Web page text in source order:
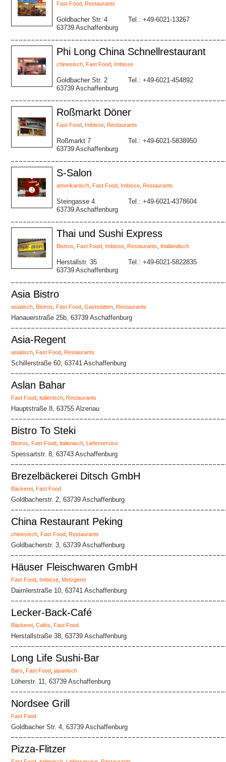
Fast Food Restaurants
Goldbacher Str. 4
63739 Aschaffenburg
Tel.: +49-6021-13267
Phi Long China Schnellrestaurant
chinesisch Fast Food Imbisse
Goldbacher Str. 2
63739 Aschaffenburg
Tel.: +49-6021-454892
Roßmarkt Döner
Fast Food Imbisse Restaurants
Roßmarkt 7
63739 Aschaffenburg
Tel.: +49-6021-5838950
S-Salon
amerikanisch Fast Food Imbisse Restaurants
Steingasse 4
63739 Aschaffenburg
Tel.: +49-6021-4378604
Thai und Sushi Express
Bistros Fast Food Imbisse Restaurants thailändisch
Herstallstr. 35
63739 Aschaffenburg
Tel.: +49-6021-5822835
Asia Bistro
asiatisch Bistros Fast Food Gaststätten Restaurants
Hanauerstraße 25b, 63739 Aschaffenburg
Asia-Regent
asiatisch Fast Food Restaurants
Schillerstraße 60, 63741 Aschaffenburg
Aslan Bahar
Fast Food italienisch Restaurants
Hauptstraße 8, 63755 Alzenau
Bistro To Steki
Bistros Fast Food italienisch Lieferservice
Spessartstr. 8, 63743 Aschaffenburg
Brezelbäckerei Ditsch GmbH
Bäckerei Fast Food
Goldbacherstr. 2, 63739 Aschaffenburg
China Restaurant Peking
chinesisch Fast Food Restaurants
Goldbacherstr. 3, 63739 Aschaffenburg
Häuser Fleischwaren GmbH
Fast Food Imbisse Metzgerei
Daimlerstraße 10, 63741 Aschaffenburg
Lecker-Back-Café
Bäckerei Cafés Fast Food
Herstallstraße 38, 63739 Aschaffenburg
Long Life Sushi-Bar
Bars Fast Food japanisch
Löherstr. 11, 63739 Aschaffenburg
Nordsee Grill
Fast Food
Goldbacher Str. 4, 63739 Aschaffenburg
Pizza-Flitzer